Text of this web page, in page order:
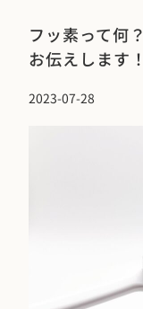
フッ素って何
お伝えします
2023-07-28